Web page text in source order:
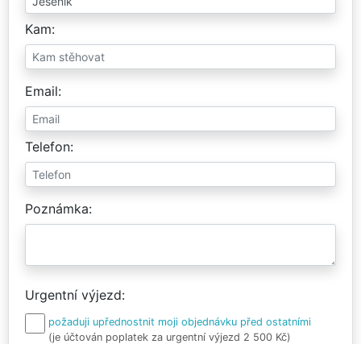
Kam
Email
Telefon
Poznámka
Urgentní výjezd
požaduji upřednostnit moji objednávku před ostatními
(je účtován poplatek za urgentní výjezd 2 500 Kč)